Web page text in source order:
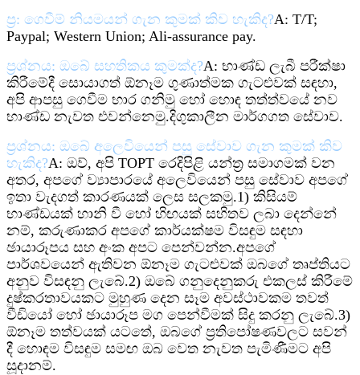
ප්‍ර: ගෙවීම් නියමයන් ගැන කුමක් කිව හැකිද?A: T/T;
Paypal; Western Union; Ali-assurance pay.
ප්‍රශ්නය: ඔබේ සහතිකය කුමක්ද?A: භාණ්ඩ ලැබී පරීක්ෂා
කිරීමේදී සොයාගත් ඕනෑම ගුණාත්මක ගැටළුවක් සඳහා,
අපි ආපසු ගෙවීම භාර ගනිමු හෝ හොඳ තත්ත්වයේ නව
භාණ්ඩ නැවත එවන්නෙමු.දිගුකාලීන මාර්ගගත සේවාව.
ප්‍රශ්නය: ඔබේ අලෙවියෙන් පසු සේවාව ගැන කුමක් කිව
හැකිද?A: ඔව්, අපි TOPT රෙදිපිළි යන්ත්‍ර සමාගමක් වන
අතර, අපගේ ව්‍යාපාරයේ අලෙවියෙන් පසු සේවාව අපගේ
ඉතා වැදගත් කාරණයක් ලෙස සලකමු.1) කිසියම්
භාණ්ඩයක් හානි වී හෝ හිඟයක් සහිතව ලබා දෙන්නේ
නම්, කරුණාකර අපගේ කාර්යක්ෂම විසඳුම සඳහා
ඡායාරූපය සහ අංක අපට පෙන්වන්න.අපගේ
පාර්ශවයෙන් ඇතිවන ඕනෑම ගැටළුවක් ඔබගේ තෘප්තියට
අනුව විසඳනු ලැබේ.2) ඔබේ ගනුදෙනුකරු එකලස් කිරීමේ
දුෂ්කරතාවයකට මුහුණ දෙන සෑම අවස්ථාවකම තවත්
වීඩියෝ හෝ ඡායාරූප මග පෙන්වීමක් සිදු කරනු ලැබේ.3)
ඕනෑම තත්වයක් යටතේ, ඔබගේ ප්‍රතිපෝෂණවලට සවන්
දී හොඳම විසඳුම සමඟ ඔබ වෙත නැවත පැමිණීමට අපි
සූදානම්.